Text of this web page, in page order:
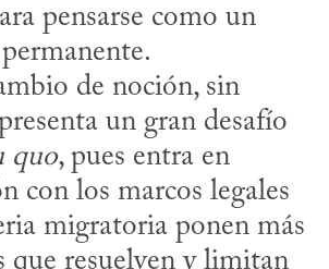
pensarse como un
un gran desafío
quo, pues entra en
con los marcos legales
migratoria ponen más
que resuelven y limitan